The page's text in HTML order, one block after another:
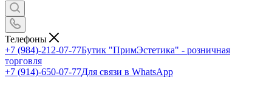
Телефоны
+7 (984)-212-07-77Бутик "ПримЭстетика" - розничная
торговля
+7 (914)-650-07-77Для связи в WhatsApp